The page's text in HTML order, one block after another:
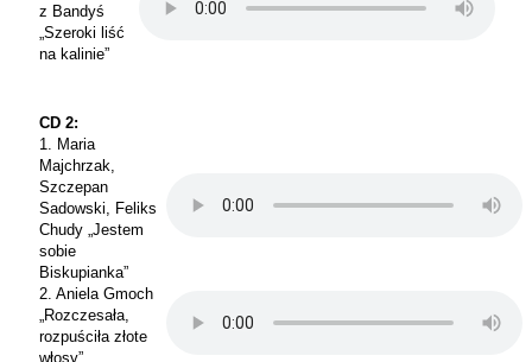
z Bandyś
„Szeroki liść
na kalinie”
CD 2:
1. Maria
Majchrzak,
Szczepan
Sadowski, Feliks
Chudy „Jestem
sobie
Biskupianka”
2. Aniela Gmoch
„Rozczesała,
rozpuściła złote
włosy”